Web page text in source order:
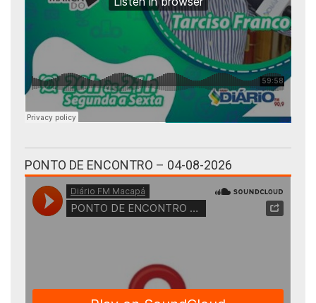
PONTO DE ENCONTRO – 04-08-2026